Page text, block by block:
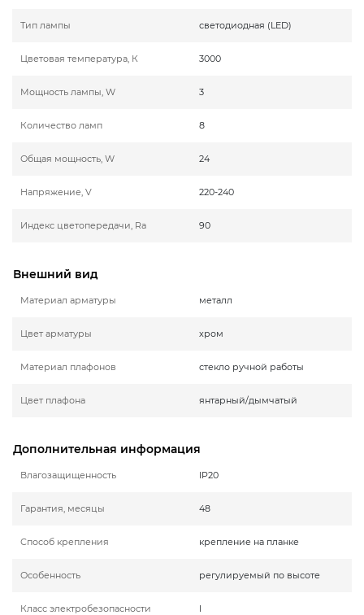
Тип лампы светодиодная (LED)
Цветовая температура, К 3000
Мощность лампы, W 3
Количество ламп 8
Общая мощность, W 24
Напряжение, V 220-240
Индекс цветопередачи, Ra 90
Внешний вид
Материал арматуры металл
Цвет арматуры хром
Материал плафонов стекло ручной работы
Цвет плафона янтарный/дымчатый
Дополнительная информация
Влагозащищенность IP20
Гарантия, месяцы 48
Способ крепления крепление на планке
Особенность регулируемый по высоте
Класс электробезопасности I